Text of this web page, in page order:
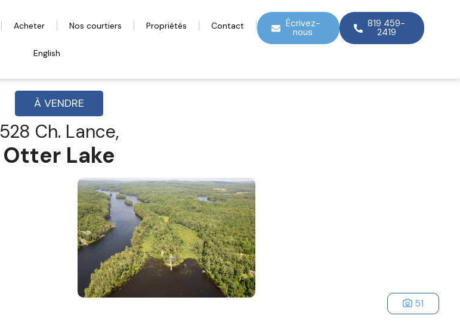
Acheter Nos courtiers Propriétés Contact
English
Écrivez-
nous
819 459-
2419
À VENDRE
528 Ch. Lance,
Otter Lake
51